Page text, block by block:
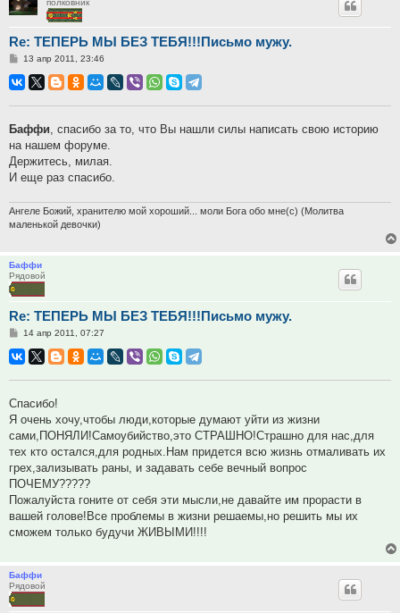
полковник
Re: ТЕПЕРЬ МЫ БЕЗ ТЕБЯ!!!Письмо мужу.
Сообщение
13 апр 2011, 23:46
Баффи, спасибо за то, что Вы нашли силы написать свою историю
на нашем форуме.
Держитесь, милая.
И еще раз спасибо.
Ангеле Божий, хранителю мой хороший... моли Бога обо мне(с) (Молитва
маленькой девочки)
Баффи
Рядовой
Re: ТЕПЕРЬ МЫ БЕЗ ТЕБЯ!!!Письмо мужу.
Сообщение
14 апр 2011, 07:27
Спасибо!
Я очень хочу,чтобы люди,которые думают уйти из жизни
сами,ПОНЯЛИ!Самоубийство,это СТРАШНО!Страшно для нас,для
тех кто остался,для родных.Нам придется всю жизнь отмаливать их
грех,зализывать раны, и задавать себе вечный вопрос
ПОЧЕМУ?????
Пожалуйста гоните от себя эти мысли,не давайте им прорасти в
вашей голове!Все проблемы в жизни решаемы,но решить мы их
сможем только будучи ЖИВЫМИ!!!!
Баффи
Рядовой